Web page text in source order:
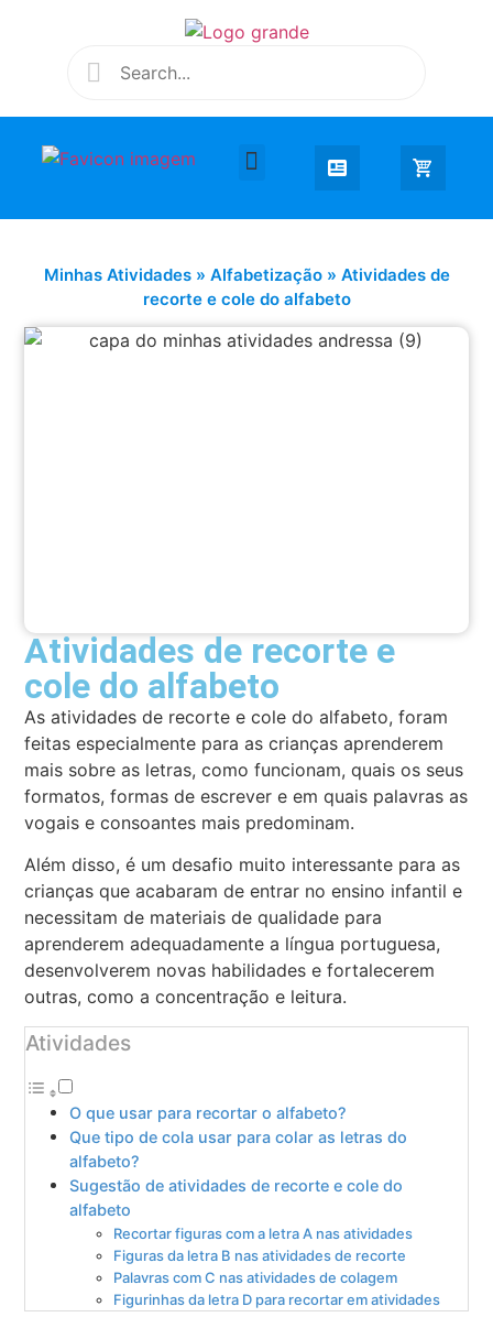
Minhas Atividades» Alfabetização» Atividades de
recorte e cole do alfabeto
Atividades de recorte e
cole do alfabeto
As atividades de recorte e cole do alfabeto, foram
feitas especialmente para as crianças aprenderem
mais sobre as letras, como funcionam, quais os seus
formatos, formas de escrever e em quais palavras as
vogais e consoantes mais predominam.
Além disso, é um desafio muito interessante para as
crianças que acabaram de entrar no ensino infantil e
necessitam de materiais de qualidade para
aprenderem adequadamente a língua portuguesa,
desenvolverem novas habilidades e fortalecerem
outras, como a concentração e leitura.
Atividades
O que usar para recortar o alfabeto?
Que tipo de cola usar para colar as letras do
alfabeto?
Sugestão de atividades de recorte e cole do
alfabeto
Recortar figuras com a letra A nas atividades
Figuras da letra B nas atividades de recorte
Palavras com C nas atividades de colagem
Figurinhas da letra D para recortar em atividades